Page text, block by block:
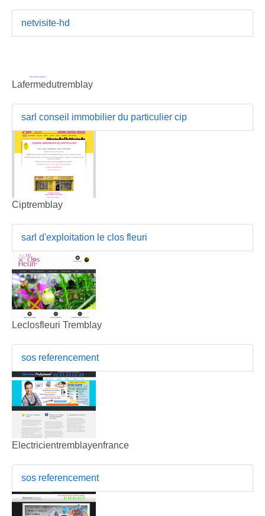
netvisite-hd
Lafermedutremblay
sarl conseil immobilier du particulier cip
Ciptremblay
sarl d'exploitation le clos fleuri
Leclosfleuri Tremblay
sos referencement
Electricientremblayenfrance
sos referencement